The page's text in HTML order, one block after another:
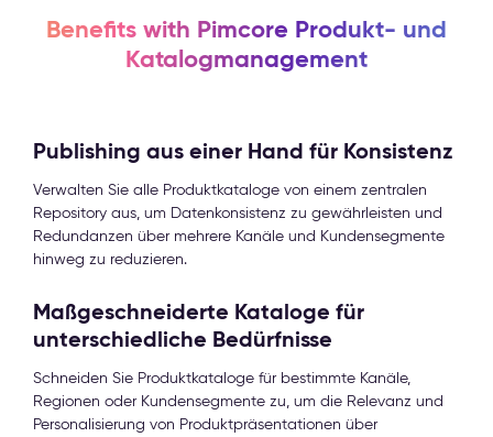
Benefits with Pimcore Produkt- und
Katalogmanagement
Publishing aus einer Hand für Konsistenz
Verwalten Sie alle Produktkataloge von einem zentralen
Repository aus, um Datenkonsistenz zu gewährleisten und
Redundanzen über mehrere Kanäle und Kundensegmente
hinweg zu reduzieren.
Maßgeschneiderte Kataloge für
unterschiedliche Bedürfnisse
Schneiden Sie Produktkataloge für bestimmte Kanäle,
Regionen oder Kundensegmente zu, um die Relevanz und
Personalisierung von Produktpräsentationen über